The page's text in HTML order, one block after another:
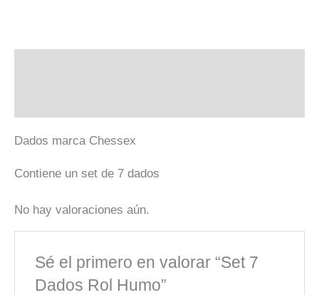
Dados marca Chessex
Contiene un set de 7 dados
No hay valoraciones aún.
Sé el primero en valorar “Set 7
Dados Rol Humo”